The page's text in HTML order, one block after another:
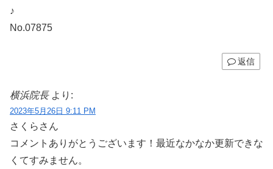
♪
No.07875
返信
横浜院長 より:
2023年5月26日 9:11 PM
さくらさん
コメントありがとうございます！最近なかなか更新できな
くてすみません。